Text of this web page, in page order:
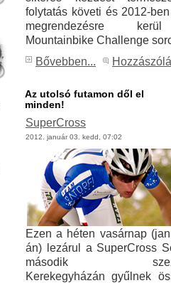
folytatás követi és 2012-
megrendezésre
Mountainbike Challenge
Bővebben...
Az utolsó futamon dől el
minden!
SuperCross
2012. január 03. kedd, 07:02
Ezen a héten vasárnap
án) lezárul a SuperCross
második
Kerekegyházán gyűlnek